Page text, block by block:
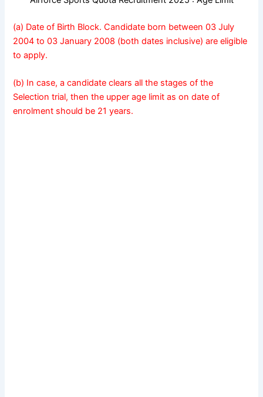
(a) Date of Birth Block. Candidate born between 03 July
2004 to 03 January 2008 (both dates inclusive) are eligible
to apply.
(b) In case, a candidate clears all the stages of the
Selection trial, then the upper age limit as on date of
enrolment should be 21 years.